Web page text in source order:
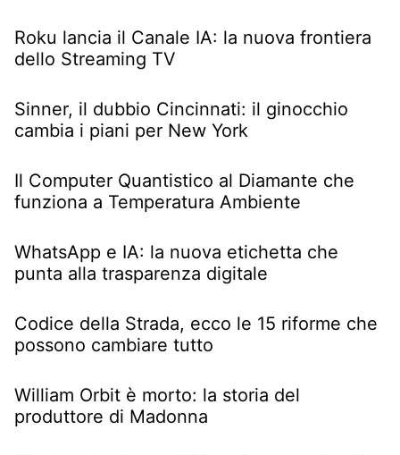
Roku lancia il Canale IA: la nuova frontiera
dello Streaming TV
Sinner, il dubbio Cincinnati: il ginocchio
cambia i piani per New York
Il Computer Quantistico al Diamante che
funziona a Temperatura Ambiente
WhatsApp e IA: la nuova etichetta che
punta alla trasparenza digitale
Codice della Strada, ecco le 15 riforme che
possono cambiare tutto
William Orbit è morto: la storia del
produttore di Madonna